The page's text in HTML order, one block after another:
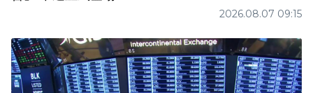
2026.08.07 09:15